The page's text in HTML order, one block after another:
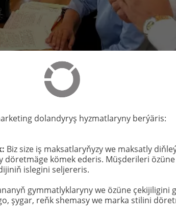
dolandyryş hyzmatlaryny berýäris:
Biz size iş maksatlaryňyzy we maksatly
kömek ederis. Müşderileri
islegini seljereris.
gymmatlyklaryny we özüne
şygar, reňk shemasy we marka stilini